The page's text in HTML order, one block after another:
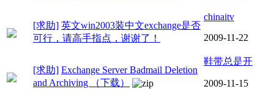
[求助] 英文win2003装中文exchange是否
可行，请高手指点，谢谢了！
chinaitv
2009-11-22
[求助] Exchange Server Badmail Deletion
and Archiving （下载）
鞋带总是开
2009-11-15